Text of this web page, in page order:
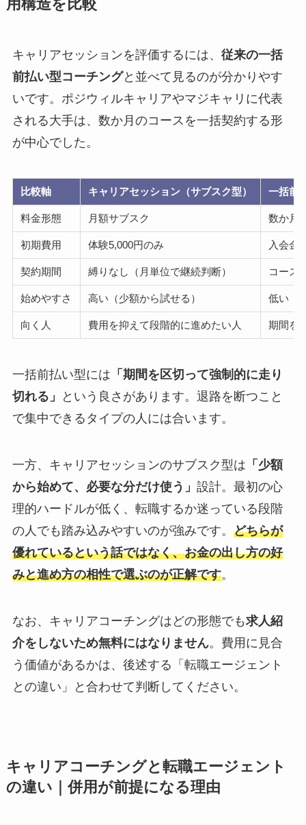
用構造を比較
キャリアセッションを評価するには、 従来の一括
前払い型コーチングと並べて見るのが分かりやす
いです。ポジウィルキャリアやマジキャリに代表
される大手は、数か月のコースを一括契約する形
が中心でした。
比較軸 キャリアセッション（サブスク型） 一括前
料金形態 月額サブスク 数か月
初期費用 体験5,000円のみ 入会金
契約期間 縛りなし（月単位で継続判断） コース
始めやすさ 高い（少額から試せる） 低い（
向く人 費用を抑えて段階的に進めたい人 期間を
一括前払い型には 「期間を区切って強制的に走り
切れる」
という良さがあります。退路を断つこと
で集中できるタイプの人には合います。
一方、キャリアセッションのサブスク型は 「少額
から始めて、必要な分だけ使う」 設計。最初の心
理的ハードルが低く、転職するか迷っている段階
の人でも踏み込みやすいのが強みです。 どちらが
優れているという話ではなく、お金の出し方の好
みと進め方の相性で選ぶのが正解です。
なお、キャリアコーチングはどの形態でも求人紹
介をしないため無料にはなりません。費用に見合
う価値があるかは、後述する「転職エージェント
との違い」と合わせて判断してください。
キャリアコーチングと転職エージェント
の違い｜併用が前提になる理由